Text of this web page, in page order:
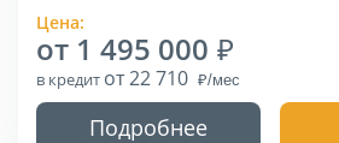
Цена:
от 1 495 000
в кредит от 22 710
Подробнее